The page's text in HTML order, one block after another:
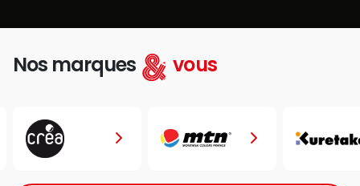
Nos marques vous